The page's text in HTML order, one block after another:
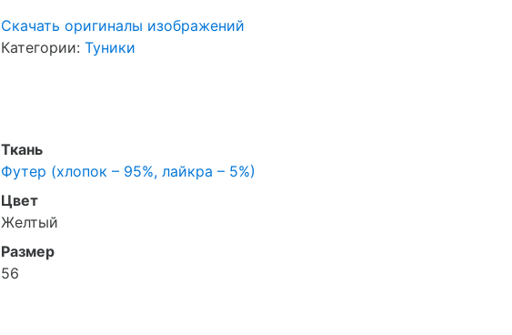
Скачать оригиналы изображений
Категории: Туники
Ткань
Футер (хлопок – 95%, лайкра – 5%)
Цвет
Желтый
Размер
56